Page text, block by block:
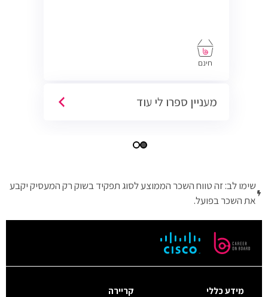
חינם
מעניין ספרו לי עוד
שימו לב: זה טווח השכר הממוצע לסוג תפקיד בשוק רק המעסיק יקבע
את השכר בפועל.
מידע כללי
קריירה